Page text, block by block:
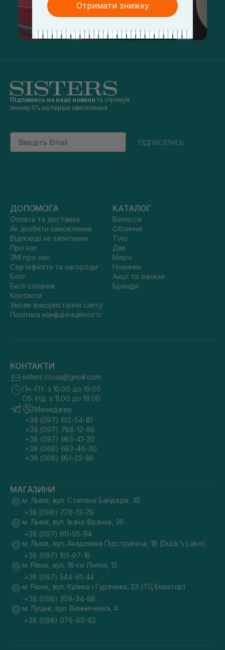
Підпишись на наші новини та отримуй
знижку 5% на перше замовлення
Email
підписатись
ДОПОМОГА
Оплата та доставка
Як зробити замовлення
Відповіді на запитання
Про нас
ЗМІ про нас
Сертифікати та нагороди
Блог
Бюті словник
Контакти
Умови використання сайту
Політика конфіденційності
КАТАЛОГ
Волосся
Обличчя
Тіло
Дім
Мерч
Новинки
Акції та знижки
Бренди
КОНТАКТИ
sisters.co.ua@gmail.com
Пн.-Пт. з 10:00 до 19:00
Сб.-Нд. з 11:00 до 18:00
Менеджер
+38 (097) 612-54-81
+38 (097) 788-12-88
+38 (097) 983-41-20
+38 (068) 693-46-00
+38 (068) 951-22-86
МАГАЗИНИ
м. Львів, вул. Степана Бандери, 45
+38 (098) 778-13-79
м. Львів, вул. Івана Франка, 36
+38 (097) 611-95-94
м. Львів, вул. Академіка Підстригача, 1В (Duck's Lake)
+38 (097) 101-97-16
м. Рівне, вул. 16-го Липня, 15
+38 (097) 544-61-44
м. Рівне, вул. Кулика і Гудачека, 23 (ТЦ Екватор)
+38 (068) 209-34-88
м. Луцьк, вул. Винниченка, 4
+38 (098) 076-60-62
Отримати знижку